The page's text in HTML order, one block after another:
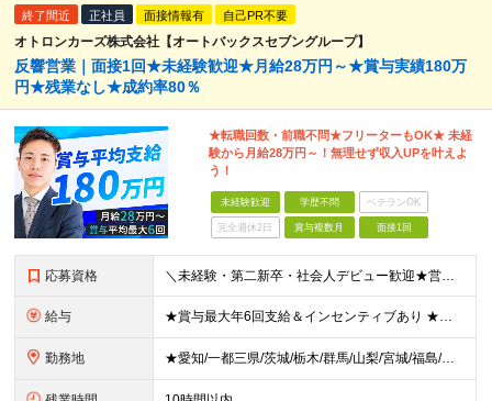
終了間近 正社員 面接情報有 自己PR不要
オトロンカーズ株式会社【オートバックスセブングループ】
反響営業｜面接1回★未経験歓迎★月給28万円～★賞与実績180万
円★残業なし★成約率80％
★転職回数・前職不問★フリーターもOK★ 未経
験から月給28万円～！無理せず収入UPを叶えよ
う！
未経験歓迎 学歴不問 ベテランOK
完全週休2日 賞与複数月 面接1回
応募資格 ＼未経験・第二新卒・社会人デビュー歓迎★営業社員の平均年齢30代／ ◆学歴不問 ◆未経験歓迎 ◆普通自動車免許(AT限定可) ◆39歳までの方（若年層の長期キャリア形成を図るため） ★接客経験がない
給与 ★賞与最大年6回支給＆インセンティブあり ★未経験からの入社：400万円～450万円 ◆月給28万円以上～65万円インセンティブ＋各種手当 ※経験・スキルなどを考慮のうえ、決定いたします。 ※試用期
勤務地 ★愛知/一都三県/茨城/栃木/群馬/山梨/宮城/福島/岩手/岐阜 ★2026年1月福島いわき店、愛知刈谷店がオープン ◆愛知県 刈谷店／愛知県刈谷市中手町6-510 豊橋店／愛知県豊橋市新栄町大溝2